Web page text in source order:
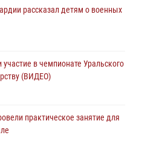
боевое мастерство на Ямале
практическое занятие для
рассказал детям о военных
в чемпионате Уральского
(ВИДЕО)
практическое занятие для